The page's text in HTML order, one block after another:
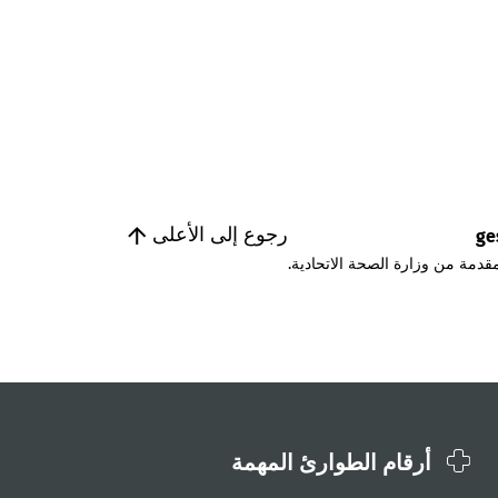
رجوع إلى الأعلى
من وزارة الصحة الاتحادية.
أرقام الطوارئ المهمة